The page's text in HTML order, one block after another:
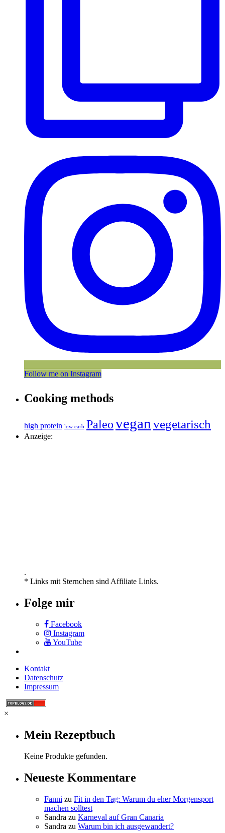
Follow me on Instagram
Cooking methods
high protein low carb Paleovegan vegetarisch
Anzeige:
.
* Links mit Sternchen sind Affiliate Links.
Folge mir
Facebook
Instagram
YouTube
Kontakt
Datenschutz
Impressum
×
Mein Rezeptbuch
Keine Produkte gefunden.
Neueste Kommentare
Fanni zu Fit in den Tag: Warum du eher Morgensport
machen solltest
Sandra zu Karneval auf Gran Canaria
Sandra zu Warum bin ich ausgewandert?